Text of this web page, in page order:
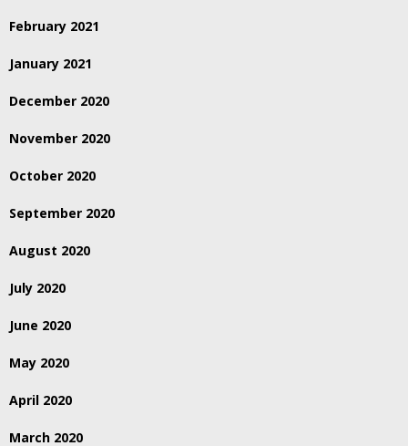
February 2021
January 2021
December 2020
November 2020
October 2020
September 2020
August 2020
July 2020
June 2020
May 2020
April 2020
March 2020